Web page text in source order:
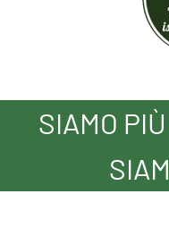
SIAMO